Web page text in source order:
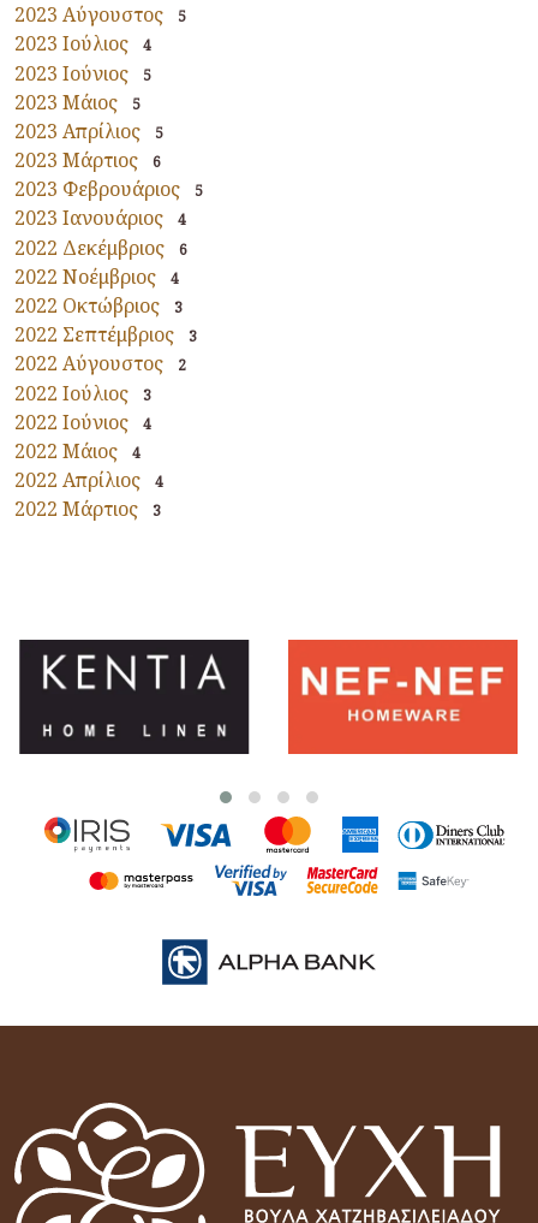
2023 Αύγουστος 5
2023 Ιούλιος 4
2023 Ιούνιος 5
2023 Μάιος 5
2023 Απρίλιος 5
2023 Μάρτιος 6
2023 Φεβρουάριος 5
2023 Ιανουάριος 4
2022 Δεκέμβριος 6
2022 Νοέμβριος 4
2022 Οκτώβριος 3
2022 Σεπτέμβριος 3
2022 Αύγουστος 2
2022 Ιούλιος 3
2022 Ιούνιος 4
2022 Μάιος 4
2022 Απρίλιος 4
2022 Μάρτιος 3